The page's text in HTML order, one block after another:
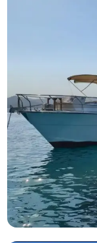
Göcek, Muğla
Disfruta del mar en
Con capitan
Navegacion 8 Pers.
Mas bajo
28.800 TL